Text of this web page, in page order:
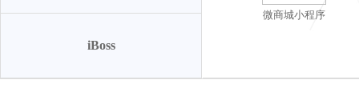
iBoss
微商城小程序